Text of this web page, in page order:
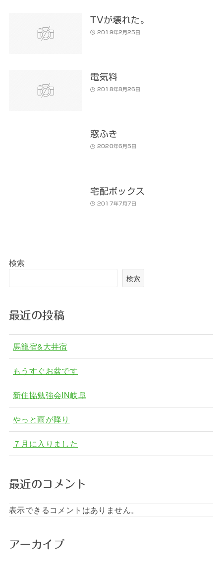
TVが壊れた。
2019年2月25日
電気料
2018年8月26日
窓ふき
2020年6月5日
宅配ボックス
2017年7月7日
検索
検索
最近の投稿
馬籠宿&大井宿
もうすぐお盆です
新住協勉強会IN岐阜
やっと雨が降り
７月に入りました
最近のコメント
表示できるコメントはありません。
アーカイブ